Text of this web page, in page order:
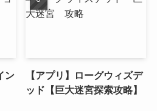
ン
【アプリ】ローグウィズデ
ッド【巨大迷宮探索攻略】